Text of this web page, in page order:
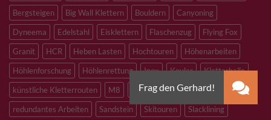
Bergsteigen
Big Wall Klettern Bouldern
Canyoning
Dyneema
Edelstahl Eisklettern Flaschenzug
Flying Fox
Granit
HCR Heben Lasten Hochtouren
Höhenarbeiten
Höhlenforschung
Höhlenrettung Inox Kevlar
Kletterhalle
künstliche Kletterrouten
M8 M10 M12 Notfall
PLX
redundantes Arbeiten
Sandstein Skitouren
Slacklining